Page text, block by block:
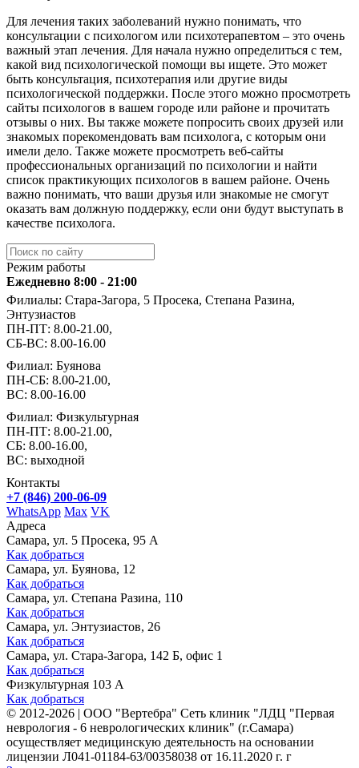
Для лечения таких заболеваний нужно понимать, что
консультации с психологом или психотерапевтом – это очень
важный этап лечения. Для начала нужно определиться с тем,
какой вид психологической помощи вы ищете. Это может
быть консультация, психотерапия или другие виды
психологической поддержки. После этого можно просмотреть
сайты психологов в вашем городе или районе и прочитать
отзывы о них. Вы также можете попросить своих друзей или
знакомых порекомендовать вам психолога, с которым они
имели дело. Также можете просмотреть веб-сайты
профессиональных организаций по психологии и найти
список практикующих психологов в вашем районе. Очень
важно понимать, что ваши друзья или знакомые не смогут
оказать вам должную поддержку, если они будут выступать в
качестве психолога.
Режим работы
Ежедневно 8:00 - 21:00
Филиалы: Стара-Загора, 5 Просека, Степана Разина,
Энтузиастов
ПН-ПТ: 8.00-21.00,
СБ-ВС: 8.00-16.00
Филиал: Буянова
ПН-СБ: 8.00-21.00,
ВС: 8.00-16.00
Филиал: Физкультурная
ПН-ПТ: 8.00-21.00,
СБ: 8.00-16.00,
ВС: выходной
Контакты
+7 (846) 200-06-09
WhatsApp Max VK
Адреса
Самара, ул. 5 Просека, 95 А
Как добраться
Самара, ул. Буянова, 12
Как добраться
Самара, ул. Степана Разина, 110
Как добраться
Самара, ул. Энтузиастов, 26
Как добраться
Самара, ул. Стара-Загора, 142 Б, офис 1
Как добраться
Физкультурная 103 А
Как добраться
© 2012-2026 | ООО "Вертебра" Сеть клиник "ЛДЦ "Первая
неврология - 6 неврологических клиник" (г.Самара)
осуществляет медицинскую деятельность на основании
лицензии Л041-01184-63/00358038 от 16.11.2020 г. г